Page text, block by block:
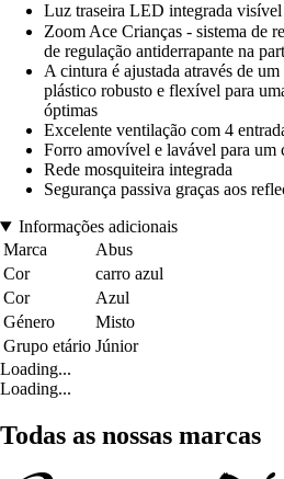
Luz traseira LED integrada visível
Zoom Ace Crianças - sistema de
de regulação antiderrapante na
A cintura é ajustada através de
plástico robusto e flexível para
óptimas
Excelente ventilação com 4
Forro amovível e lavável para um
Rede mosquiteira integrada
Segurança passiva graças aos
Informações adicionais
Marca
Abus
Cor
carro azul
Cor
Azul
Género
Misto
Grupo etário Júnior
Loading...
Loading...
Todas as nossas marcas